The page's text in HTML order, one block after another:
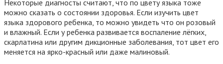
Некоторые диагносты считают, что по цвету языка тоже
можно сказать о состоянии здоровья. Если изучить цвет
языка здорового ребенка, то можно увидеть что он розовый
и влажный. Если у ребенка развивается воспаление лёгких,
скарлатина или другим дикционные заболевания, тот цвет его
меняется на ярко-красный или даже малиновый.